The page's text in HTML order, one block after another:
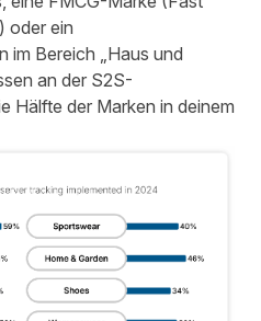
oder ein
im Bereich „Haus und
an der S2S-
Hälfte der Marken in deinem